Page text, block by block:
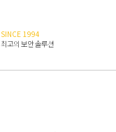
SINCE 1994
최고의 보안 솔루션